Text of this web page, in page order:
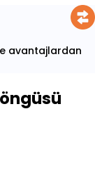
avantajlardan